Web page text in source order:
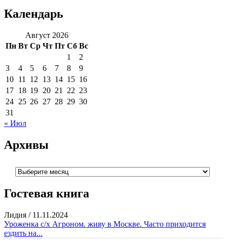
Календарь
Август 2026
Пн Вт Ср Чт Пт Сб Вс
1
2
3
4 5 6 7 8
9
10 11 12 13 14 15 16
17 18 19 20 21 22 23
24 25 26 27 28 29 30
31
« Июл
Архивы
Архивы
Гостевая книга
Лидия / 11.11.2024
Уроженка с/х Агроном. живу в Москве. Часто приходится
ездить на...